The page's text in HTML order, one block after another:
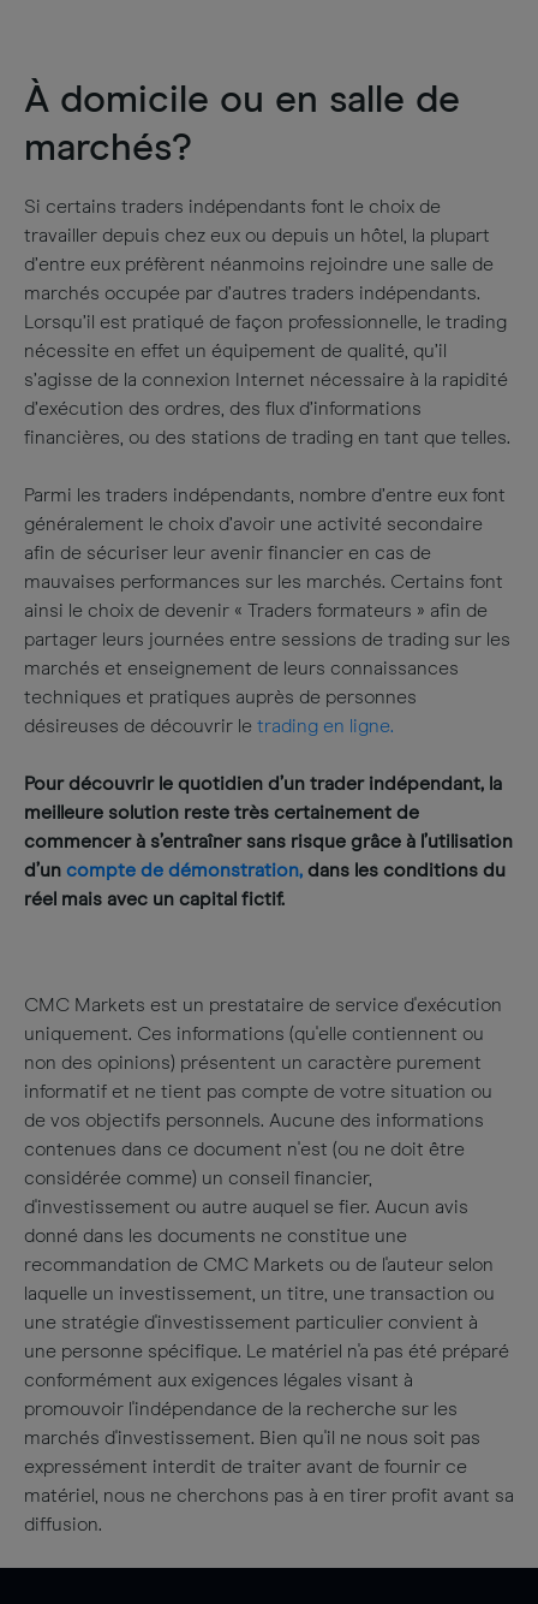
À domicile ou en salle de
marchés?
Si certains traders indépendants font le choix de
travailler depuis chez eux ou depuis un hôtel, la plupart
d’entre eux préfèrent néanmoins rejoindre une salle de
marchés occupée par d’autres traders indépendants.
Lorsqu’il est pratiqué de façon professionnelle, le trading
nécessite en effet un équipement de qualité, qu’il
s’agisse de la connexion Internet nécessaire à la rapidité
d’exécution des ordres, des flux d’informations
financières, ou des stations de trading en tant que telles.
Parmi les traders indépendants, nombre d’entre eux font
généralement le choix d’avoir une activité secondaire
afin de sécuriser leur avenir financier en cas de
mauvaises performances sur les marchés. Certains font
ainsi le choix de devenir « Traders formateurs » afin de
partager leurs journées entre sessions de trading sur les
marchés et enseignement de leurs connaissances
techniques et pratiques auprès de personnes
désireuses de découvrir le trading en ligne.
Pour découvrir le quotidien d’un trader indépendant, la
meilleure solution reste très certainement de
commencer à s’entraîner sans risque grâce à l’utilisation
d’un compte de démonstration, dans les conditions du
réel mais avec un capital fictif.
CMC Markets est un prestataire de service d'exécution
uniquement. Ces informations (qu'elle contiennent ou
non des opinions) présentent un caractère purement
informatif et ne tient pas compte de votre situation ou
de vos objectifs personnels. Aucune des informations
contenues dans ce document n'est (ou ne doit être
considérée comme) un conseil financier,
d'investissement ou autre auquel se fier. Aucun avis
donné dans les documents ne constitue une
recommandation de CMC Markets ou de l'auteur selon
laquelle un investissement, un titre, une transaction ou
une stratégie d'investissement particulier convient à
une personne spécifique. Le matériel n'a pas été préparé
conformément aux exigences légales visant à
promouvoir l'indépendance de la recherche sur les
marchés d'investissement. Bien qu'il ne nous soit pas
expressément interdit de traiter avant de fournir ce
matériel, nous ne cherchons pas à en tirer profit avant sa
diffusion.